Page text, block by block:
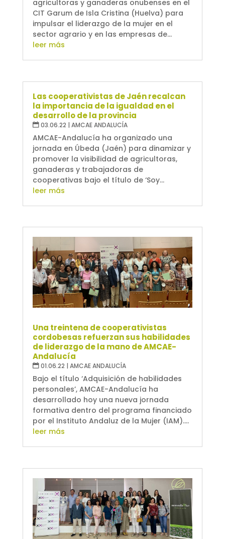
agricultoras y ganaderas onubenses en el
CIT Garum de Isla Cristina (Huelva) para
impulsar el liderazgo de la mujer en el
sector agrario y en las empresas de...
leer más
Las cooperativistas de Jaén recalcan
la importancia de la igualdad en el
desarrollo de la provincia
03.06.22 | AMCAE ANDALUCÍA
AMCAE-Andalucía ha organizado una
jornada en Úbeda (Jaén) para dinamizar y
promover la visibilidad de agricultoras,
ganaderas y trabajadoras de
cooperativas bajo el título de ‘Soy...
leer más
Una treintena de cooperativistas
cordobesas refuerzan sus habilidades
de liderazgo de la mano de AMCAE-
Andalucía
01.06.22 | AMCAE ANDALUCÍA
Bajo el título ‘Adquisición de habilidades
personales’, AMCAE-Andalucía ha
desarrollado hoy una nueva jornada
formativa dentro del programa financiado
por el Instituto Andaluz de la Mujer (IAM)....
leer más